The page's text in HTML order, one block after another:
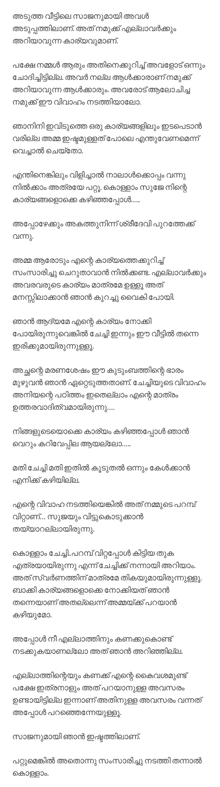
അടുത്ത വീട്ടിലെ സാജനുമായി അവൾ
അടുപ്പത്തിലാണ്. അത് നമുക്ക് എല്ലാവർക്കും
അറിയാവുന്ന കാര്യവുമാണ്.
പക്ഷേ നമ്മൾ ആരും അതിനെക്കുറിച്ച് അവളോട് ഒന്നും
ചോദിച്ചിട്ടില്ല. അവർ നല്ല ആൾക്കാരാണ് നമുക്ക്
അറിയാവുന്ന ആൾക്കാരും. അവരോട് ആലോചിച്ച
നമുക്ക് ഈ വിവാഹം നടത്തിയാലോ.
ഞാനിനി ഇവിടുത്തെ ഒരു കാര്യങ്ങളിലും ഇടപെടാൻ
വരില്ല അമ്മ ഇഷ്ടമുള്ളത് പോലെ എന്തുവേണമെന്ന്
വെച്ചാൽ ചെയ്തോ.
എന്തിനെങ്കിലും വിളിച്ചാൽ നാലാൾക്കൊപ്പം വന്നു
നിൽക്കാം അത്രയേ പറ്റൂ. കൊള്ളാം സുജേ നിന്റെ
കാര്യങ്ങളൊക്കെ കഴിഞ്ഞപ്പോൾ…..
അപ്പോഴേക്കും അകത്തുനിന്ന് ശ്രീദേവി പുറത്തേക്ക്
വന്നു.
അമ്മ ആരോടും എന്റെ കാര്യത്തെക്കുറിച്ച്
സംസാരിച്ചു ചെറുതാവാൻ നിൽക്കണ്ട. എല്ലാവർക്കും
അവരവരുടെ കാര്യം മാത്രമേ ഉള്ളൂ അത്
മനസ്സിലാക്കാൻ ഞാൻ കുറച്ചു വൈകി പോയി.
ഞാൻ ആദ്യമേ എന്റെ കാര്യം നോക്കി
പോയിരുന്നുവെങ്കിൽ ചേച്ചി ഇന്നും ഈ വീട്ടിൽ തന്നെ
ഇരിക്കുമായിരുന്നുള്ളൂ.
അച്ഛന്റെ മരണശേഷം ഈ കുടുംബത്തിന്റെ ഭാരം
മുഴുവൻ ഞാൻ ഏറ്റെടുത്തതാണ്. ചേച്ചിയുടെ വിവാഹം
അനിയന്റെ പഠിത്തം ഇതെല്ലാം എന്റെ മാത്രം
ഉത്തരവാദിത്വമായിരുന്നു….
നിങ്ങളുടെയൊക്കെ കാര്യം കഴിഞ്ഞപ്പോൾ ഞാൻ
വെറും കറിവേപ്പില ആയല്ലോ…..
മതി ചേച്ചി മതി ഇതിൽ കൂടുതൽ ഒന്നും കേൾക്കാൻ
എനിക്ക് കഴിയില്ല.
എന്റെ വിവാഹ നടത്തിയെങ്കിൽ അത് നമ്മുടെ പറമ്പ്
വിറ്റാണ്… സുജയും വിട്ടുകൊടുക്കാൻ
തയ്യാറല്ലായിരുന്നു.
കൊള്ളാം ചേച്ചി..പറമ്പ് വിറ്റപ്പോൾ കിട്ടിയ തുക
എത്രയായിരുന്നു എന്ന് ചേച്ചിക്ക് നന്നായി അറിയാം.
അത് സ്വർണത്തിന് മാത്രമേ തികയുമായിരുന്നുള്ളൂ.
ബാക്കി കാര്യങ്ങളൊക്കെ നോക്കിയത് ഞാൻ
തന്നെയാണ് അതല്ലെന്ന് അമ്മയ്ക്ക് പറയാൻ
കഴിയുമോ.
അപ്പോൾ നീ എല്ലാത്തിനും കണക്കുകൊണ്ട്
നടക്കുകയാണല്ലോ അത് ഞാൻ അറിഞ്ഞില്ല.
എല്ലാത്തിന്റെയും കണക്ക് എന്റെ കൈവശമുണ്ട്
പക്ഷേ ഇത്രനാളും അത് പറയാനുള്ള അവസരം
ഉണ്ടായിട്ടില്ല ഇന്നാണ് അതിനുള്ള അവസരം വന്നത്
അപ്പോൾ പറഞ്ഞെന്നേയുള്ളൂ.
സാജനുമായി ഞാൻ ഇഷ്ടത്തിലാണ്.
പറ്റുമെങ്കിൽ അതൊന്നു സംസാരിച്ചു നടത്തി തന്നാൽ
കൊള്ളാം.